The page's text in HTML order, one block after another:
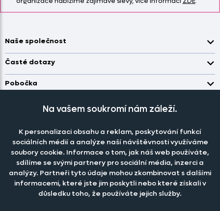
Objevte slevy pro členy, získejte akční nabídky, novinky, tipy a
informace do vaší schránky.
Naše společnost
Doprava a platba
Kontakt
O nás
Obchodní podmínky
Katalog zdarma
Časté dotazy
Jak změřit okno pro nákup záclon?
Jak prát záclony a závěsy?
Informace o materiálech
Šití záclon a závěsů
Pobočka
PRODEJNÍ ODDĚLENÍ - TELEFONICKY
e-mail:dotazy@dante.cz
reklamace:reklamace@dante.cz
Na vašem soukromí nám záleží.
K personalizaci obsahu a reklam, poskytování funkcí
sociálních médií a analýze naší návštěvnosti využíváme
soubory cookie. Informace o tom, jak náš web používáte,
sdílíme se svými partnery pro sociální média, inzerci a
analýzy. Partneři tyto údaje mohou zkombinovat s dalšími
informacemi, které jste jim poskytli nebo které získali v
důsledku toho, že používáte jejich služby.